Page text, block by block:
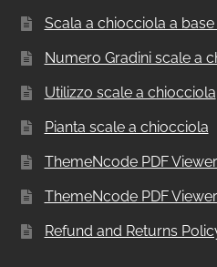
Scala a chiocciola a
Numero Gradini scale a
Utilizzo scale a chiocciola
Pianta scale a chiocciola
ThemeNcode PDF
ThemeNcode PDF
Refund and Returns